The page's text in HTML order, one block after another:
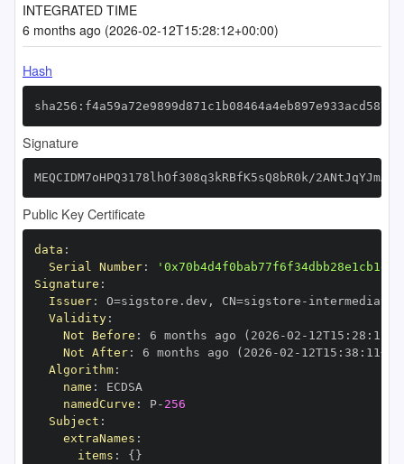
INTEGRATED TIME
6 months ago (2026-02-12T15:28:12+00:00)
Hash
Signature
MEQCIDM7oHPQ3178lhOf308q3kRBfK5sQ8bR0k/
Public Key Certificate
data :
Serial Number:
Signature :
Issuer: O=sigstore.dev , CN=sigstore -
Validity:
Not Before : 6 months ago (2026 -02 - 12T15 : 28 :
Not After: 6 months ago (2026 -02 - 12T15 : 38 : 11+00
Algorithm:
name :
namedCurve : P- 256
Subject :
extraNames :
items : { }